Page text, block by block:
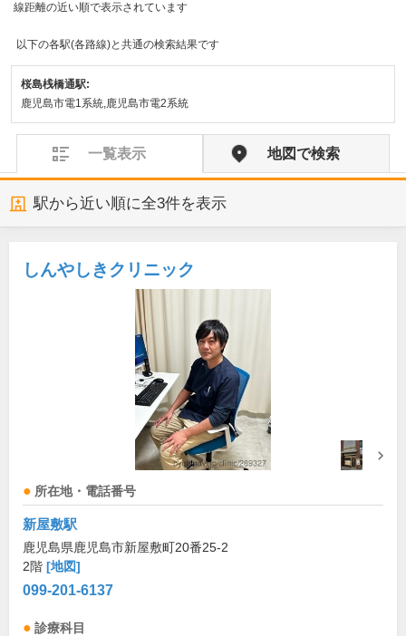
線距離の近い順で表示されています
以下の各駅(各路線)と共通の検索結果です
桜島桟橋通駅:
鹿児島市電1系統,鹿児島市電2系統
一覧表示 地図で検索
駅から近い順に全3件を表示
しんやしきクリニック
所在地・電話番号
新屋敷駅
鹿児島県鹿児島市新屋敷町20番25-2
2階 [地図]
099-201-6137
診療科目